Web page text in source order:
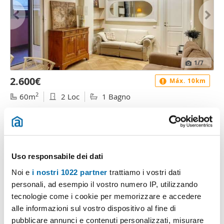
Uso responsabile dei dati
Noi e i nostri 1022 partner trattiamo i vostri dati
personali, ad esempio il vostro numero IP, utilizzando
tecnologie come i cookie per memorizzare e accedere
alle informazioni sul vostro dispositivo al fine di
pubblicare annunci e contenuti personalizzati, misurare
1/7
2.600€
60m2 2 Loc 1 Bagno
Máx. 10km